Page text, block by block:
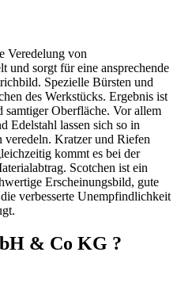
Veredelung von
und sorgt für eine ansprechende
Spezielle Bürsten und
des Werkstücks. Ergebnis ist
Oberfläche. Vor allem
Edelstahl lassen sich so in
veredeln. Kratzer und Riefen
kommt es bei der
Scotchen ist ein
Erscheinungsbild, gute
verbesserte Unempfindlichkeit
& Co KG ?